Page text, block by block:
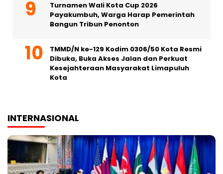
Turnamen Wali Kota Cup 2026
Payakumbuh, Warga Harap Pemerintah
Bangun Tribun Penonton
TMMD/N ke-129 Kodim 0306/50 Kota Resmi
Dibuka, Buka Akses Jalan dan Perkuat
Kesejahteraan Masyarakat Limapuluh
Kota
INTERNASIONAL